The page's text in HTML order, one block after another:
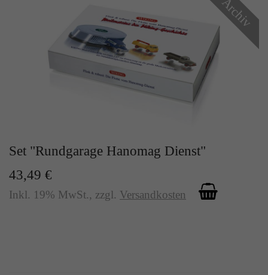
Archiv
Set "Rundgarage Hanomag Dienst"
43,49 €
Inkl. 19% MwSt., zzgl. Versandkosten